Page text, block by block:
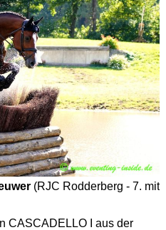
(RJC Rodderberg - 7. mit
CASCADELLO I aus der